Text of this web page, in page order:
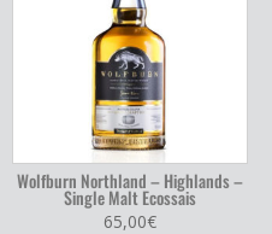
Wolfburn Northland – Highlands –
Single Malt Ecossais
65,00€